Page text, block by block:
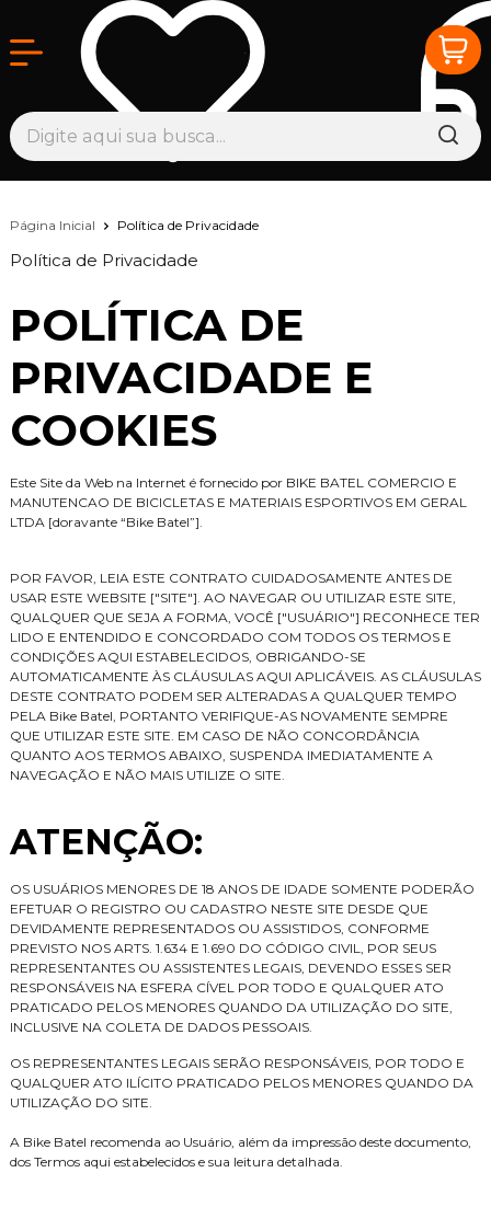
Página Inicial Política de Privacidade
Política de Privacidade
POLÍTICA DE
PRIVACIDADE E
COOKIES
Este Site da Web na Internet é fornecido por BIKE BATEL COMERCIO E
MANUTENCAO DE BICICLETAS E MATERIAIS ESPORTIVOS EM GERAL
LTDA [doravante “Bike Batel”].
POR FAVOR, LEIA ESTE CONTRATO CUIDADOSAMENTE ANTES DE
USAR ESTE WEBSITE ["SITE"]. AO NAVEGAR OU UTILIZAR ESTE SITE,
QUALQUER QUE SEJA A FORMA, VOCÊ ["USUÁRIO"] RECONHECE TER
LIDO E ENTENDIDO E CONCORDADO COM TODOS OS TERMOS E
CONDIÇÕES AQUI ESTABELECIDOS, OBRIGANDO-SE
AUTOMATICAMENTE ÀS CLÁUSULAS AQUI APLICÁVEIS. AS CLÁUSULAS
DESTE CONTRATO PODEM SER ALTERADAS A QUALQUER TEMPO
PELA Bike Batel, PORTANTO VERIFIQUE-AS NOVAMENTE SEMPRE
QUE UTILIZAR ESTE SITE. EM CASO DE NÃO CONCORDÂNCIA
QUANTO AOS TERMOS ABAIXO, SUSPENDA IMEDIATAMENTE A
NAVEGAÇÃO E NÃO MAIS UTILIZE O SITE.
ATENÇÃO:
OS USUÁRIOS MENORES DE 18 ANOS DE IDADE SOMENTE PODERÃO
EFETUAR O REGISTRO OU CADASTRO NESTE SITE DESDE QUE
DEVIDAMENTE REPRESENTADOS OU ASSISTIDOS, CONFORME
PREVISTO NOS ARTS. 1.634 E 1.690 DO CÓDIGO CIVIL, POR SEUS
REPRESENTANTES OU ASSISTENTES LEGAIS, DEVENDO ESSES SER
RESPONSÁVEIS NA ESFERA CÍVEL POR TODO E QUALQUER ATO
PRATICADO PELOS MENORES QUANDO DA UTILIZAÇÃO DO SITE,
INCLUSIVE NA COLETA DE DADOS PESSOAIS.
OS REPRESENTANTES LEGAIS SERÃO RESPONSÁVEIS, POR TODO E
QUALQUER ATO ILÍCITO PRATICADO PELOS MENORES QUANDO DA
UTILIZAÇÃO DO SITE.
A Bike Batel recomenda ao Usuário, além da impressão deste documento,
dos Termos aqui estabelecidos e sua leitura detalhada.